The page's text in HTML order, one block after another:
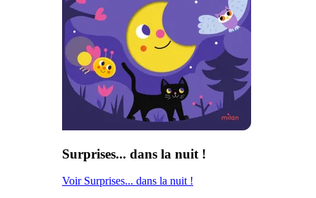
Surprises... dans la nuit !
Voir Surprises... dans la nuit !